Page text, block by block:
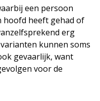
een persoon
hoofd heeft gehad of
erg
kunnen soms
gevaarlijk, want
voor de